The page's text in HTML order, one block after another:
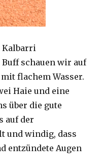
Kalbarri
schauen wir auf
flachem Wasser.
Haie und eine
über die gute
auf der
und windig, dass
entzündete Augen